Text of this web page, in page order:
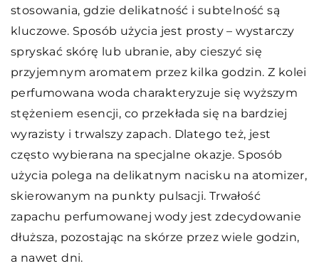
stosowania, gdzie delikatność i subtelność są
kluczowe. Sposób użycia jest prosty – wystarczy
spryskać skórę lub ubranie, aby cieszyć się
przyjemnym aromatem przez kilka godzin. Z kolei
perfumowana woda charakteryzuje się wyższym
stężeniem esencji, co przekłada się na bardziej
wyrazisty i trwalszy zapach. Dlatego też, jest
często wybierana na specjalne okazje. Sposób
użycia polega na delikatnym nacisku na atomizer,
skierowanym na punkty pulsacji. Trwałość
zapachu perfumowanej wody jest zdecydowanie
dłuższa, pozostając na skórze przez wiele godzin,
a nawet dni.